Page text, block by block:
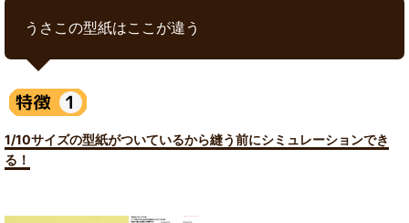
うさこの型紙はここが違う
1/10サイズの型紙がついているから縫う前にシミュレーションでき
る！